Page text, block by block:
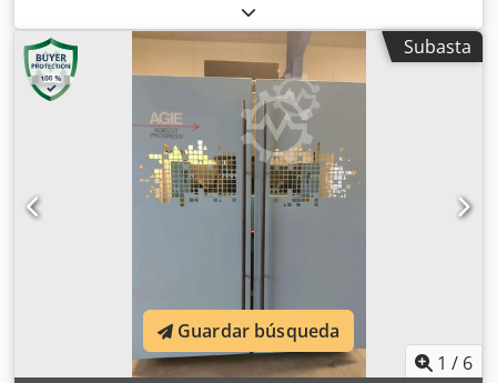
50 Hz, Los posibles accesorios se
pueden discutir en el lugar. Djdpfoy Irdksx Acyock
Subasta
1 / 6
Guardar búsqueda